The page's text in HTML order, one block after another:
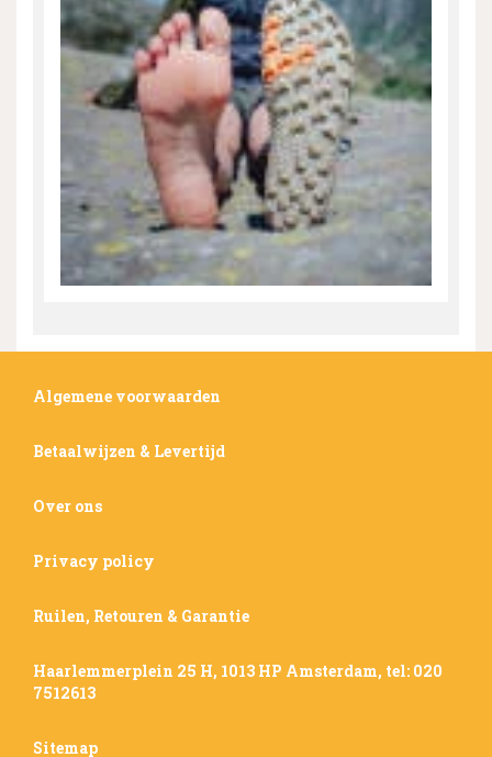
Algemene voorwaarden
Betaalwijzen & Levertijd
Over ons
Privacy policy
Ruilen, Retouren & Garantie
Haarlemmerplein 25 H, 1013 HP Amsterdam, tel: 020
7512613
Sitemap